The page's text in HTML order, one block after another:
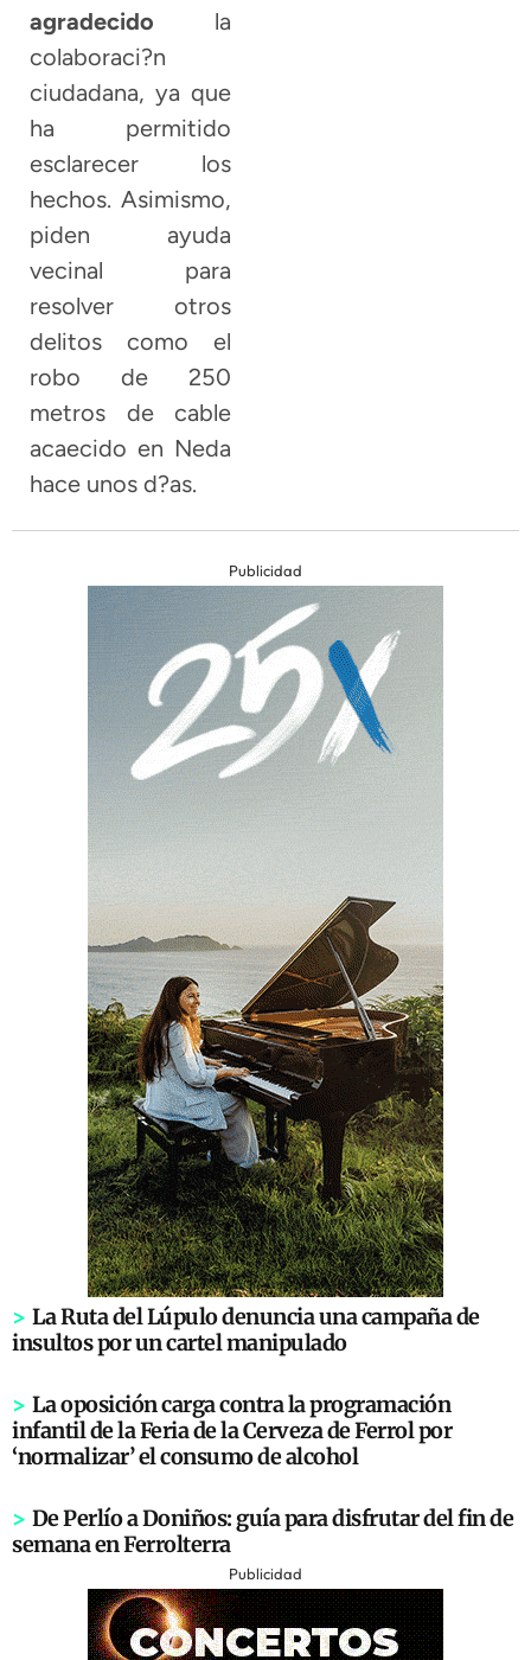
agradecido la
colaboraci?n
ciudadana, ya que
ha permitido
esclarecer los
hechos. Asimismo,
piden ayuda
vecinal para
resolver otros
delitos como el
robo de 250
metros de cable
acaecido en Neda
hace unos d?as.
Publicidad
> La Ruta del Lúpulo denuncia una campaña de
insultos por un cartel manipulado
> La oposición carga contra la programación
infantil de la Feria de la Cerveza de Ferrol por
‘normalizar’ el consumo de alcohol
> De Perlío a Doniños: guía para disfrutar del fin de
semana en Ferrolterra
Publicidad